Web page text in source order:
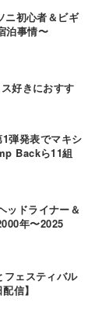
ニ初心者＆ビギ
泊事情〜
好きにおすす
1弾発表でマキシ
Backら11組
ッドライナー＆
年〜2025
ェスティバル
信】